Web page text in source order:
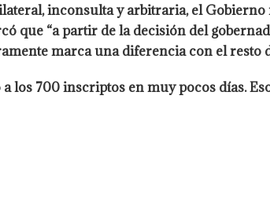
inconsulta y arbitraria, el
que “a partir de la decisión del
marca una diferencia con el resto
los 700 inscriptos en muy pocos días.